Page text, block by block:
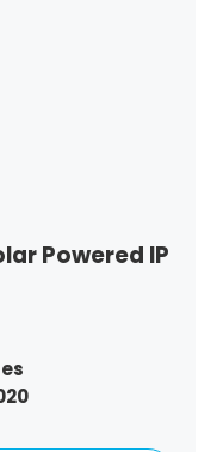
Powered IP